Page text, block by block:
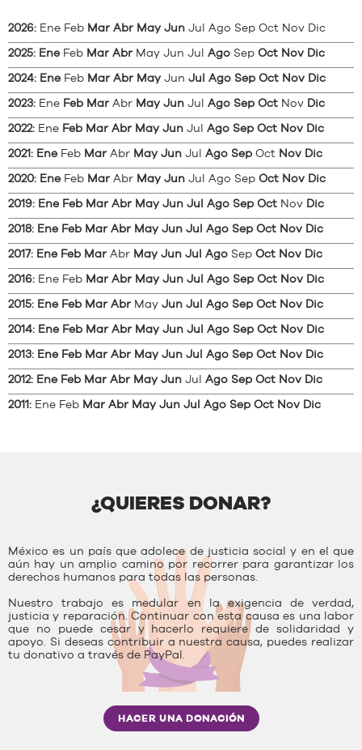
2026: Ene Feb Mar Abr May Jun Jul Ago Sep Oct Nov Dic
2025: Ene Feb Mar Abr May Jun Jul Ago Sep Oct Nov Dic
2024: Ene Feb Mar Abr May Jun Jul Ago Sep Oct Nov Dic
2023: Ene Feb Mar Abr May Jun Jul Ago Sep Oct Nov Dic
2022: Ene Feb Mar Abr May Jun Jul Ago Sep Oct Nov Dic
2021: Ene Feb Mar Abr May Jun Jul Ago Sep Oct Nov Dic
2020: Ene Feb Mar Abr May Jun Jul Ago Sep Oct Nov Dic
2019: Ene Feb Mar Abr May Jun Jul Ago Sep Oct Nov Dic
2018: Ene Feb Mar Abr May Jun Jul Ago Sep Oct Nov Dic
2017: Ene Feb Mar Abr May Jun Jul Ago Sep Oct Nov Dic
2016: Ene Feb Mar Abr May Jun Jul Ago Sep Oct Nov Dic
2015: Ene Feb Mar Abr May Jun Jul Ago Sep Oct Nov Dic
2014: Ene Feb Mar Abr May Jun Jul Ago Sep Oct Nov Dic
2013: Ene Feb Mar Abr May Jun Jul Ago Sep Oct Nov Dic
2012: Ene Feb Mar Abr May Jun Jul Ago Sep Oct Nov Dic
2011: Ene Feb Mar Abr May Jun Jul Ago Sep Oct Nov Dic
¿QUIERES DONAR?
México es un país que adolece de justicia social y en el que
aún hay un amplio camino por recorrer para garantizar los
derechos humanos para todas las personas.
Nuestro trabajo es medular en la exigencia de verdad,
justicia y reparación. Continuar con esta causa es una labor
que no puede cesar y hacerlo requiere de solidaridad y
apoyo. Si deseas contribuir a nuestra causa, puedes realizar
tu donativo a través de PayPal.
HACER UNA DONACIÓN